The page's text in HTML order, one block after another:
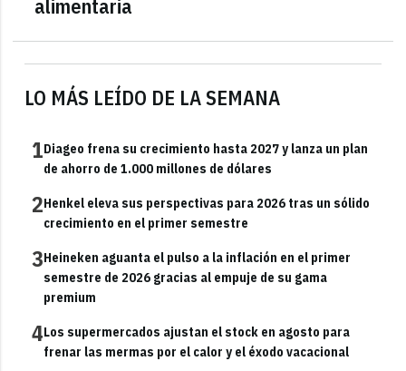
LO MÁS LEÍDO DE LA SEMANA
1Diageo frena su crecimiento hasta 2027 y lanza un plan
de ahorro de 1.000 millones de dólares
2Henkel eleva sus perspectivas para 2026 tras un sólido
crecimiento en el primer semestre
3Heineken aguanta el pulso a la inflación en el primer
semestre de 2026 gracias al empuje de su gama
premium
4Los supermercados ajustan el stock en agosto para
frenar las mermas por el calor y el éxodo vacacional
alimentaria